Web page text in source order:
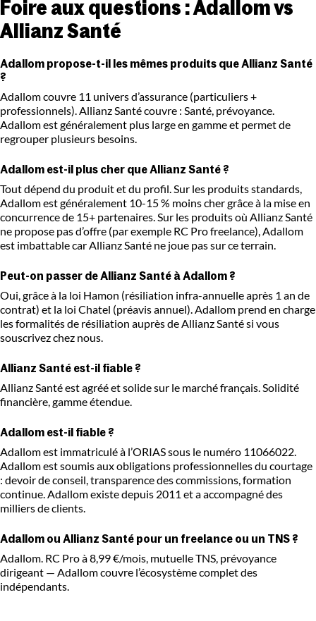
Foire aux questions : Adallom vs
Allianz Santé
Adallom propose-t-il les mêmes produits que Allianz Santé
?
Adallom couvre 11 univers d’assurance (particuliers +
professionnels). Allianz Santé couvre : Santé, prévoyance.
Adallom est généralement plus large en gamme et permet de
regrouper plusieurs besoins.
Adallom est-il plus cher que Allianz Santé ?
Tout dépend du produit et du profil. Sur les produits standards,
Adallom est généralement 10-15 % moins cher grâce à la mise en
concurrence de 15+ partenaires. Sur les produits où Allianz Santé
ne propose pas d’offre (par exemple RC Pro freelance), Adallom
est imbattable car Allianz Santé ne joue pas sur ce terrain.
Peut-on passer de Allianz Santé à Adallom ?
Oui, grâce à la loi Hamon (résiliation infra-annuelle après 1 an de
contrat) et la loi Chatel (préavis annuel). Adallom prend en charge
les formalités de résiliation auprès de Allianz Santé si vous
souscrivez chez nous.
Allianz Santé est-il fiable ?
Allianz Santé est agréé et solide sur le marché français. Solidité
financière, gamme étendue.
Adallom est-il fiable ?
Adallom est immatriculé à l’ORIAS sous le numéro 11066022.
Adallom est soumis aux obligations professionnelles du courtage
: devoir de conseil, transparence des commissions, formation
continue. Adallom existe depuis 2011 et a accompagné des
milliers de clients.
Adallom ou Allianz Santé pour un freelance ou un TNS ?
Adallom. RC Pro à 8,99 €/mois, mutuelle TNS, prévoyance
dirigeant — Adallom couvre l’écosystème complet des
indépendants.